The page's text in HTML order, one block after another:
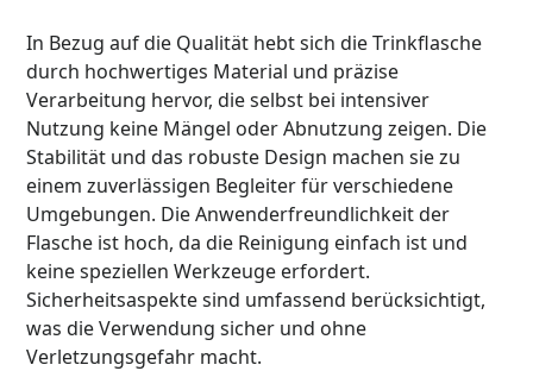
In Bezug auf die Qualität hebt sich die Trinkflasche
durch hochwertiges Material und präzise
Verarbeitung hervor, die selbst bei intensiver
Nutzung keine Mängel oder Abnutzung zeigen. Die
Stabilität und das robuste Design machen sie zu
einem zuverlässigen Begleiter für verschiedene
Umgebungen. Die Anwenderfreundlichkeit der
Flasche ist hoch, da die Reinigung einfach ist und
keine speziellen Werkzeuge erfordert.
Sicherheitsaspekte sind umfassend berücksichtigt,
was die Verwendung sicher und ohne
Verletzungsgefahr macht.